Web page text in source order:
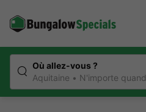
Où allez-vous ?
Aquitaine
N'importe quand